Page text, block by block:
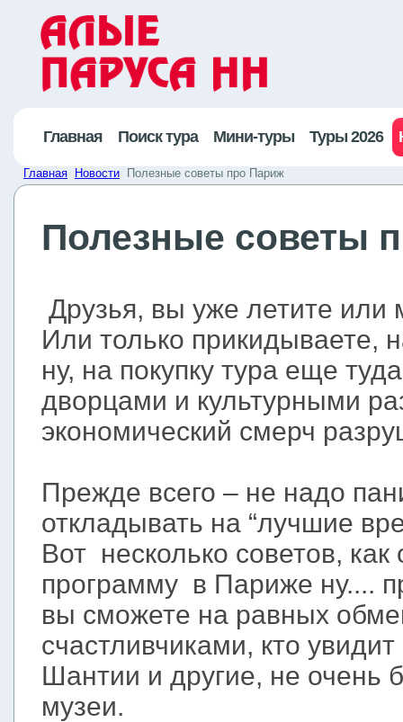
Главная Поиск тура Мини-туры Туры 2026
Главная Новости Полезные советы про Париж
Полезные советы
Друзья, вы уже летите или
Или только прикидываете,
ну, на покупку тура еще
дворцами и культурными
экономический смерч
Прежде всего – не надо
откладывать на “лучшие
Вот несколько советов, как
программу в Париже ну....
вы сможете на равных
счастливчиками, кто
Шантии и другие, не очень
музеи.